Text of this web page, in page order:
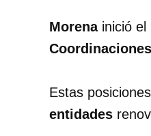
Morenainició el
Estas
entidades